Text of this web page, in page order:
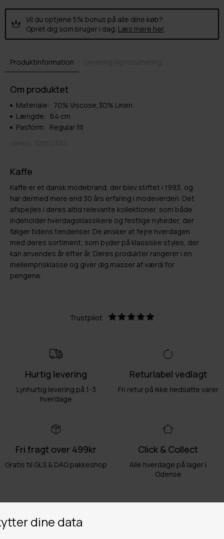
Vil du optjene 5% bonus på alle dine køb?
Opret dig som bruger i dag. Læs mere her.
Produktinformation
Om produktet
Materiale: 70% Viscose,30% Linen
Længde: 64 cm
Pasform: Regular fit
Kaffe
Kaffe er et dansk modebrand, der blev stiftet i 1993, og
har dermed mere end 30 års erfaring i modeverden. Det
afspejles i deres altid relevante kollektioner, som både
indeholder hverdagsklassikere og festlige nyheder, der
følger tidens tendenser. De ønsker at fejre hverdagen
med deres sortiment, som byder på klassiske styles, der
kan anvendes år efter år. Deres produkter rangerer i en
mellemprisklasse og giver dig masser af værdi for
pengene.
Trustpilot
Hurtig levering
Lynhurtig levering på 1-3
hverdage
Returlabel vedlagt
Fri retur på ikke nedsatte varer
Fri fragt over 499kr
Gratis til GLS & DAO pakkeshop
Click & Collect
Alle hverdage på lager i
Odense